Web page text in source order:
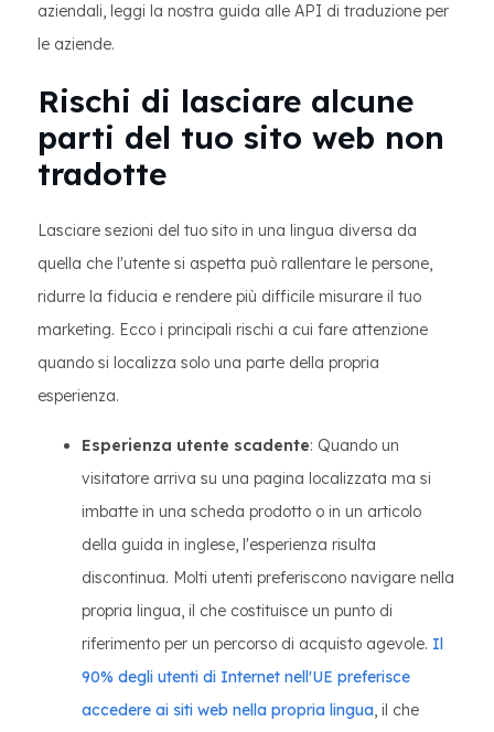
aziendali, leggi la nostra guida alle API di traduzione per
le aziende.
Rischi di lasciare alcune
parti del tuo sito web non
tradotte
Lasciare sezioni del tuo sito in una lingua diversa da
quella che l'utente si aspetta può rallentare le persone,
ridurre la fiducia e rendere più difficile misurare il tuo
marketing. Ecco i principali rischi a cui fare attenzione
quando si localizza solo una parte della propria
esperienza.
Esperienza utente scadente: Quando un
visitatore arriva su una pagina localizzata ma si
imbatte in una scheda prodotto o in un articolo
della guida in inglese, l'esperienza risulta
discontinua. Molti utenti preferiscono navigare nella
propria lingua, il che costituisce un punto di
riferimento per un percorso di acquisto agevole. Il
90% degli utenti di Internet nell'UE preferisce
accedere ai siti web nella propria lingua, il che